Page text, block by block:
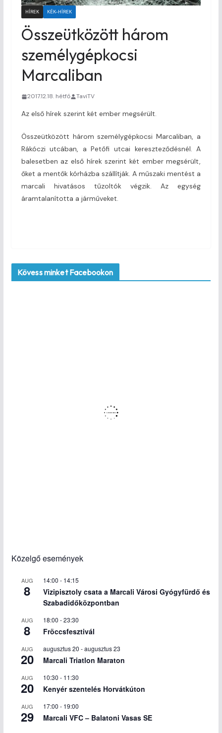
HÍREK KÉK-HÍREK
Összeütközött három
személygépkocsi
Marcaliban
2017.12.18. hétfő TaviTV
Az első hírek szerint két ember megsérült.
Összeütközött három személygépkocsi Marcaliban, a
Rákóczi utcában, a Petőfi utcai kereszteződésnél. A
balesetben az első hírek szerint két ember megsérült,
őket a mentők kórházba szállítják. A műszaki mentést a
marcali hivatásos tűzoltók végzik. Az egység
áramtalanította a járműveket.
Kövess minket Facebookon
Közelgő események
AUG
8
14:00 - 14:15
Vizipisztoly csata a Marcali Városi Gyógyfürdő és
Szabadidőközpontban
AUG
8
18:00 -23:30
Fröccsfesztivál
AUG
20
augusztus 20 -augusztus 23
Marcali Triatlon Maraton
AUG
20
10:30 - 11:30
Kenyér szentelés Horvátkúton
AUG
29
17:00 - 19:00
Marcali VFC – Balatoni Vasas SE